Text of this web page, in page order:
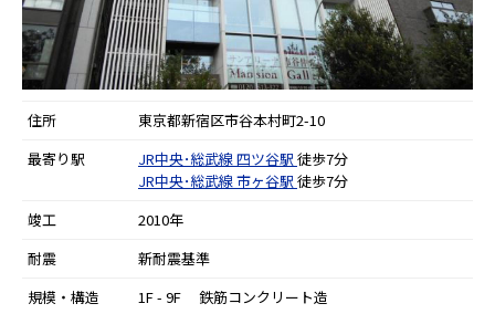
住所
東京都新宿区市谷本村町2-10
最寄り駅
JR中央･総武線四ツ谷駅 徒歩7分
JR中央･総武線市ヶ谷駅 徒歩7分
竣工
2010年
耐震
新耐震基準
規模・構造
1F - 9F 鉄筋コンクリート造